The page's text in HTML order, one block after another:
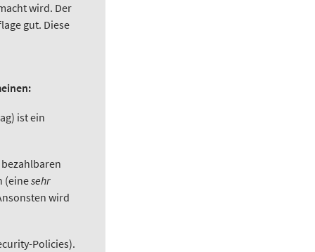
wird. Der
gut. Diese
ist ein
(einesehr
wird
Policies).